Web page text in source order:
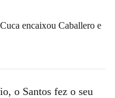
encaixou Caballero e
o Santos fez o seu